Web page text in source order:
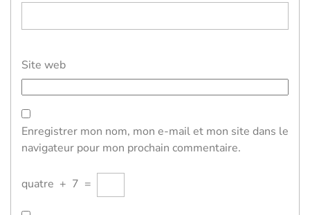
Site web
Enregistrer mon nom, mon e-mail et mon site dans le
navigateur pour mon prochain commentaire.
quatre + 7 =